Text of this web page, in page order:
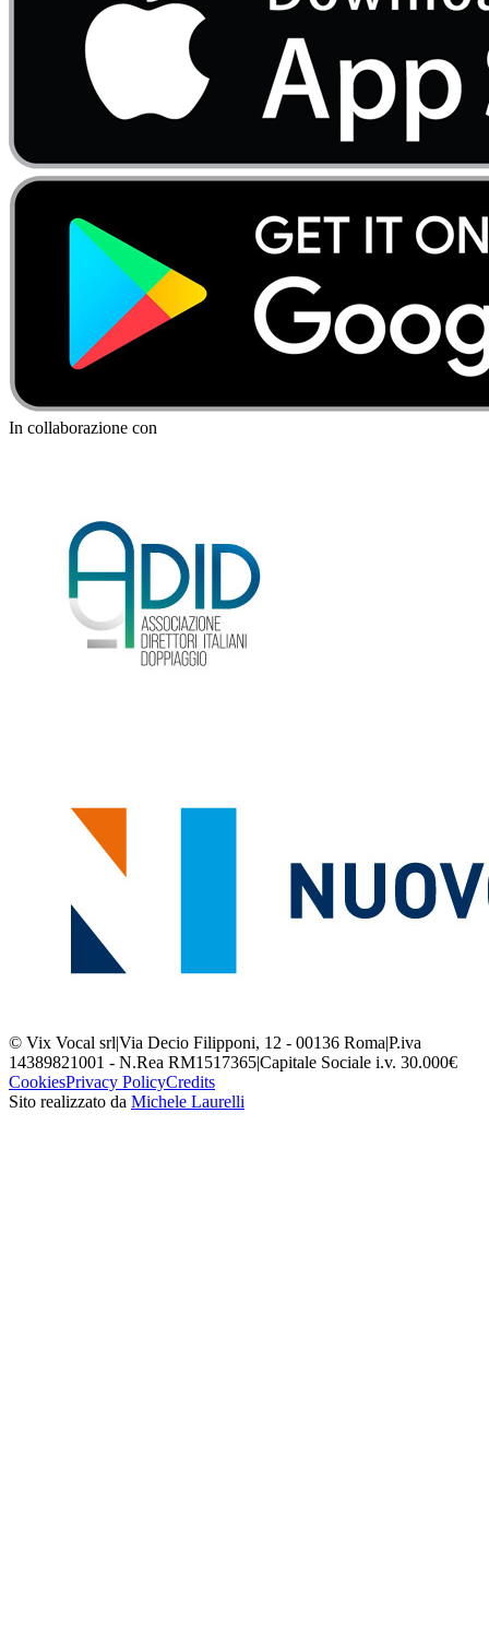
In collaborazione con
© Vix Vocal srl|Via Decio Filipponi, 12 - 00136 Roma|P.iva
14389821001 - N.Rea RM1517365|Capitale Sociale i.v. 30.000€
CookiesPrivacy PolicyCredits
Sito realizzato da Michele Laurelli